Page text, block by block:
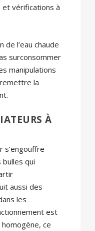
et vérifications à
de l’eau chaude
surconsommer
manipulations
la
À
s’engouffre
qui
aussi des
les
est
ce